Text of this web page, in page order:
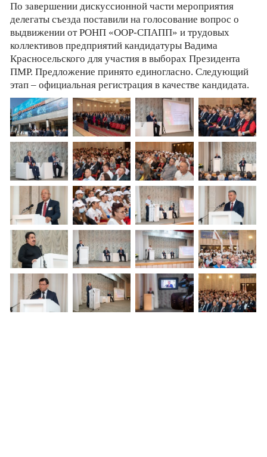
По завершении дискуссионной части мероприятия
делегаты съезда поставили на голосование вопрос о
выдвижении от РОНП «ООР-СПАПП» и трудовых
коллективов предприятий кандидатуры Вадима
Красносельского для участия в выборах Президента
ПМР. Предложение принято единогласно. Следующий
этап – официальная регистрация в качестве кандидата.